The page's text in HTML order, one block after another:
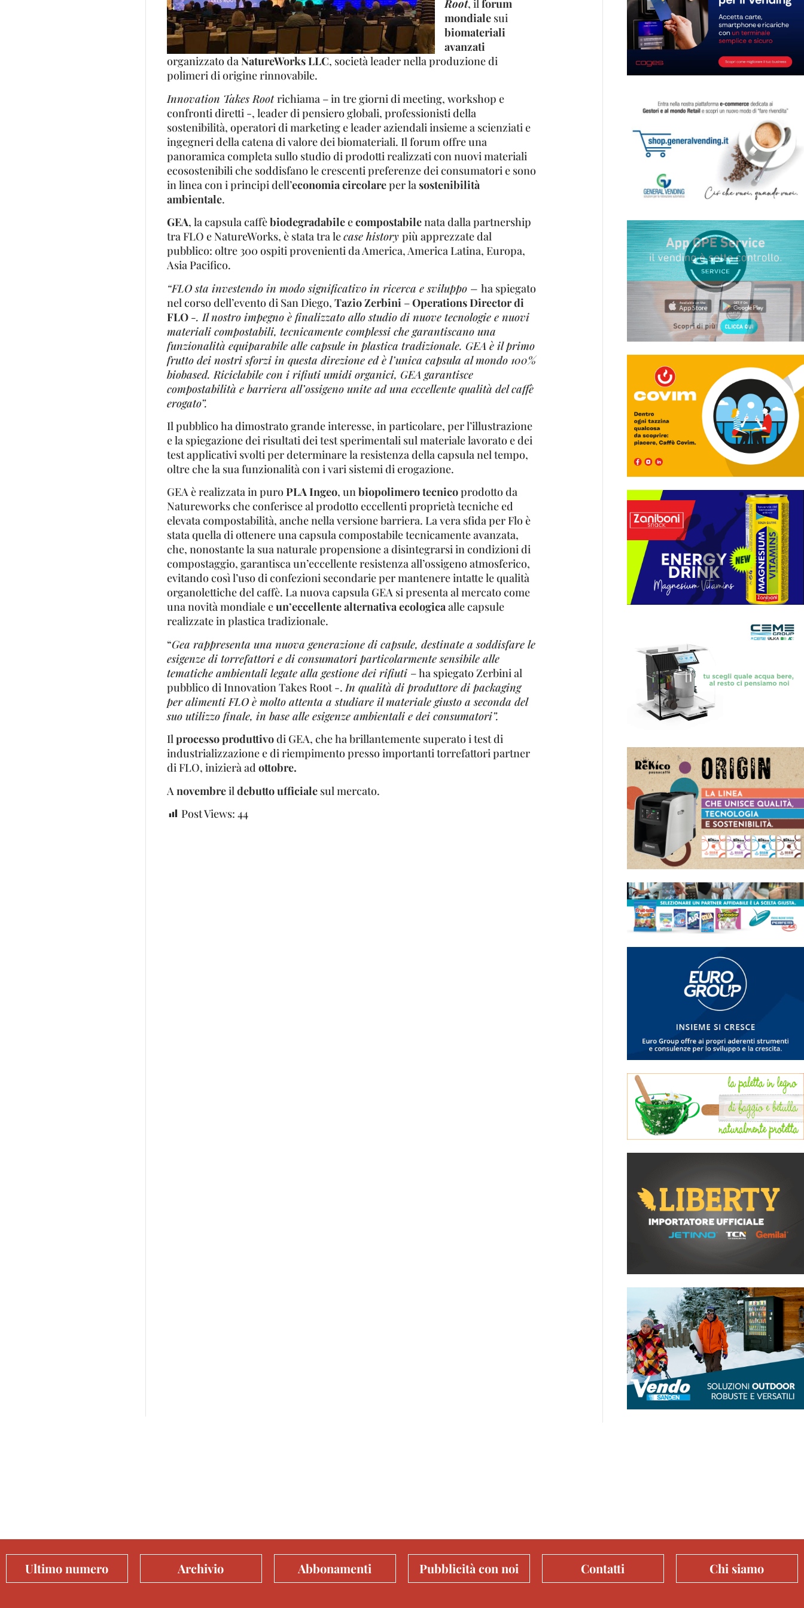
Root, ilforum
mondiale sui
biomateriali
avanzati
organizzato daNatureWorks LLC, società leader nella produzione di
polimeri di origine rinnovabile.
Innovation Takes Rootrichiama – in tre giorni di meeting, workshop e
confronti diretti -, leader di pensiero globali, professionisti della
sostenibilità, operatori di marketing e leader aziendali insieme a scienziati e
ingegneri della catena di valore dei biomateriali. Il forum offre una
panoramica completa sullo studio di prodotti realizzati con nuovi materiali
ecosostenibili che soddisfano le crescenti preferenze dei consumatori e sono
in linea con i principi dell’economia circolareper la sostenibilità
ambientale.
GEA, la capsula caffèbiodegradabileecompostabilenata dalla partnership
tra FLO e NatureWorks, è stata tra lecase history più apprezzate dal
pubblico: oltre 300 ospiti provenienti da America, America Latina, Europa,
Asia Pacifico.
“FLO sta investendo in modo significativo in ricerca e sviluppo – ha spiegato
nel corso dell’evento di San Diego, Tazio Zerbini –Operations Director di
FLO -. Il nostro impegno è finalizzato allo studio di nuove tecnologie e nuovi
materiali compostabili, tecnicamente complessi che garantiscano una
funzionalità equiparabile alle capsule in plastica tradizionale. GEA è il primo
frutto dei nostri sforzi in questa direzione ed è l’unica capsula al mondo 100%
biobased. Riciclabile con i rifiuti umidi organici, GEA garantisce
compostabilità e barriera all’ossigeno unite ad una eccellente qualità del caffè
erogato”.
Il pubblico ha dimostrato grande interesse, in particolare, per l’illustrazione
e la spiegazione dei risultati dei test sperimentali sul materiale lavorato e dei
test applicativi svolti per determinare la resistenza della capsula nel tempo,
oltre che la sua funzionalità con i vari sistemi di erogazione.
GEA è realizzata in puroPLA Ingeo, unbiopolimero tecnicoprodotto da
Natureworks che conferisce al prodotto eccellenti proprietà tecniche ed
elevata compostabilità, anche nella versione barriera. La vera sfida per Flo è
stata quella di ottenere una capsula compostabile tecnicamente avanzata,
che, nonostante la sua naturale propensione a disintegrarsi in condizioni di
compostaggio, garantisca un’eccellente resistenza all’ossigeno atmosferico,
evitando così l’uso di confezioni secondarie per mantenere intatte le qualità
organolettiche del caffè. La nuova capsula GEA si presenta al mercato come
una novità mondiale eun’eccellente alternativa ecologicaalle capsule
realizzate in plastica tradizionale.
“Gea rappresenta una nuova generazione di capsule, destinate a soddisfare le
esigenze di torrefattori e di consumatori particolarmente sensibile alle
tematiche ambientali legate alla gestione dei rifiuti – ha spiegato Zerbini al
pubblico di Innovation Takes Root -. In qualità di produttore di packaging
per alimenti FLO è molto attenta a studiare il materiale giusto a seconda del
suo utilizzo finale, in base alle esigenze ambientali e dei consumatori”.
Ilprocesso produttivodi GEA, che ha brillantemente superato i test di
industrializzazione e di riempimento presso importanti torrefattori partner
di FLO, inizierà ad ottobre.
A novembreil debutto ufficiale sul mercato.
Post Views: 44
Ultimo numero Archivio Abbonamenti Pubblicità con noi Contatti Chi siamo